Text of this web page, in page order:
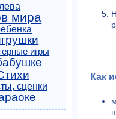
Как
мира
игры
сценки